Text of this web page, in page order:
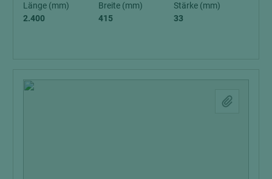
Länge (mm)
2.400
Breite (mm)
415
Stärke (mm)
33